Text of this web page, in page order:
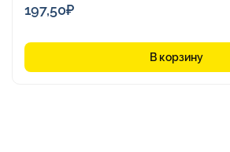
197,50₽
В корзину